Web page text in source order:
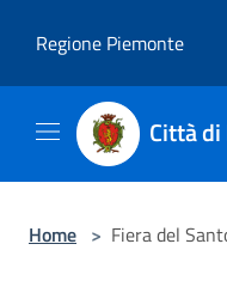
Regione Piemonte
Città
Home > Fiera del